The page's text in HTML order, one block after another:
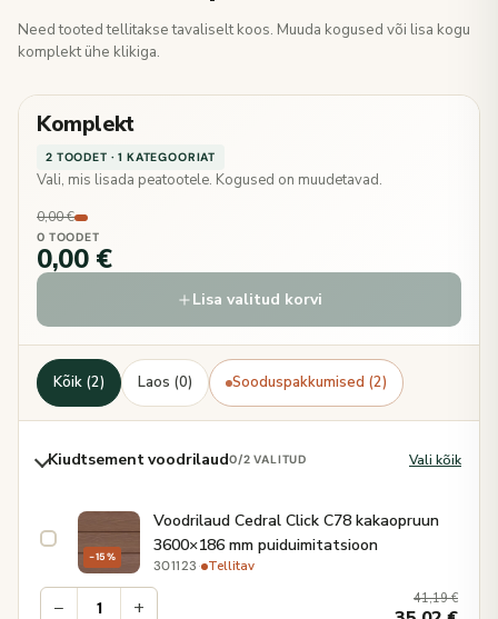
Need tooted tellitakse tavaliselt koos. Muuda kogused või lisa kogu
komplekt ühe klikiga.
Komplekt
2 TOODET · 1 KATEGOORIAT
Vali, mis lisada peatootele. Kogused on muudetavad.
0,00 €
0 TOODET
0,00 €
Lisa valitud korvi
Kõik (2) Laos (0) Sooduspakkumised (2)
Kiudtsement voodrilaud0/2 VALITUD Vali kõik
−15%
Voodrilaud Cedral Click C78 kakaopruun
3600×186 mm puiduimitatsioon
301123 · Tellitav
− + 41,19€